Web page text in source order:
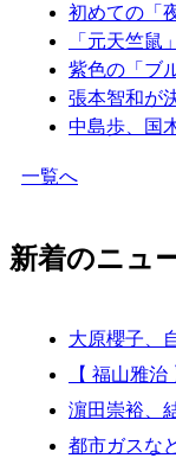
初めての「
「元天竺鼠
紫色の「ブ
張本智和が
中島歩、国
一覧へ
新着のニュ
大原櫻子、
【 福山雅
濵田崇裕、
都市ガスな